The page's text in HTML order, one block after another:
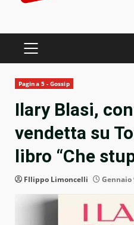
PRIMARY
Pagina 5 - Gossip
Ilary Blasi,
vendetta su
libro “Che
FIlippo Limoncelli Gennaio